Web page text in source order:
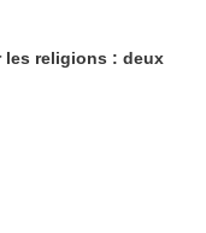
les religions : deux